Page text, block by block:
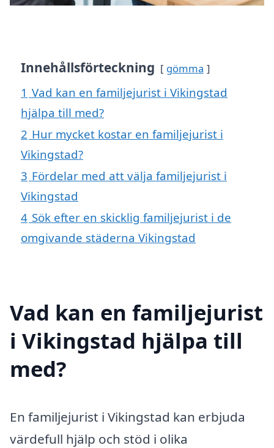
Innehållsförteckning gömma
1 Vad kan en familjejurist i Vikingstad
hjälpa till med?
2 Hur mycket kostar en familjejurist i
Vikingstad?
3 Fördelar med att välja familjejurist i
Vikingstad
4 Sök efter en skicklig familjejurist i de
omgivande städerna Vikingstad
Vad kan en familjejurist
i Vikingstad hjälpa till
med?
En familjejurist i Vikingstad kan erbjuda
värdefull hjälp och stöd i olika